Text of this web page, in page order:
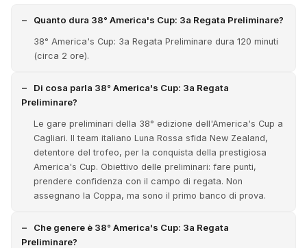
Quanto dura 38° America's Cup: 3a Regata Preliminare?
38° America's Cup: 3a Regata Preliminare dura 120 minuti
(circa 2 ore).
Di cosa parla 38° America's Cup: 3a Regata
Preliminare?
Le gare preliminari della 38° edizione dell'America's Cup a
Cagliari. Il team italiano Luna Rossa sfida New Zealand,
detentore del trofeo, per la conquista della prestigiosa
America's Cup. Obiettivo delle preliminari: fare punti,
prendere confidenza con il campo di regata. Non
assegnano la Coppa, ma sono il primo banco di prova.
Che genere è 38° America's Cup: 3a Regata
Preliminare?